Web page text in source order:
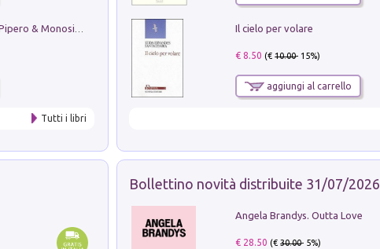
Tutti i libri
Il cielo per volare
€ 8.50 (€10.00- 15%)
aggiungi al carrello
Bollettino novità distribuite 31/07/2026
Angela Brandys. Outta Love
€ 28.50 (€30.00- 5%)